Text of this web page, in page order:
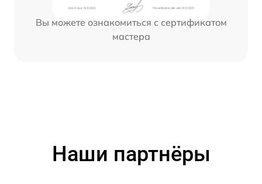
Вы можете ознакомиться с сертификатом
мастера
Наши партнёры